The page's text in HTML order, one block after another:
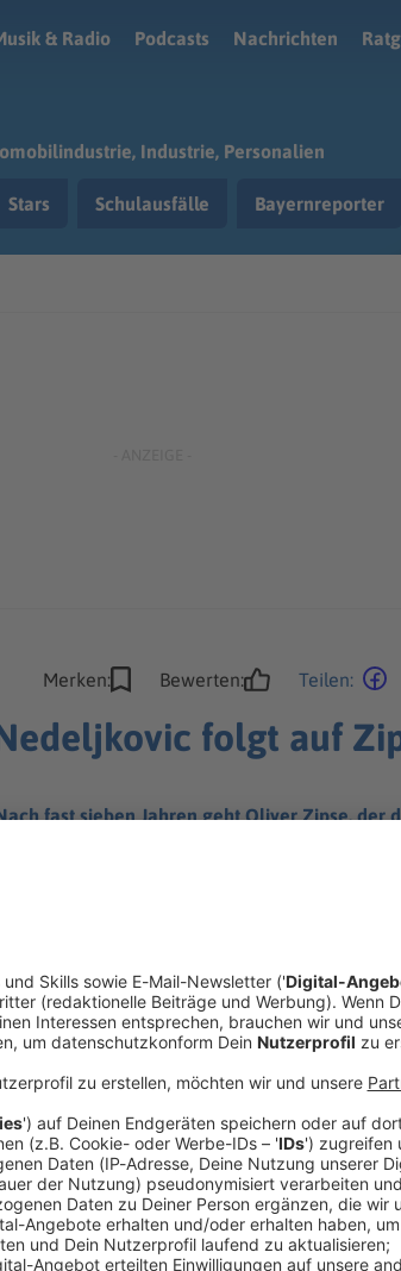
& Radio Podcasts Nachrichten
Industrie, Personalien
Stars Schulausfälle Bayernreporter
Merken: Bewerten: Teilen:
folgt auf
fast sieben Jahren geht Oliver Zipse, der